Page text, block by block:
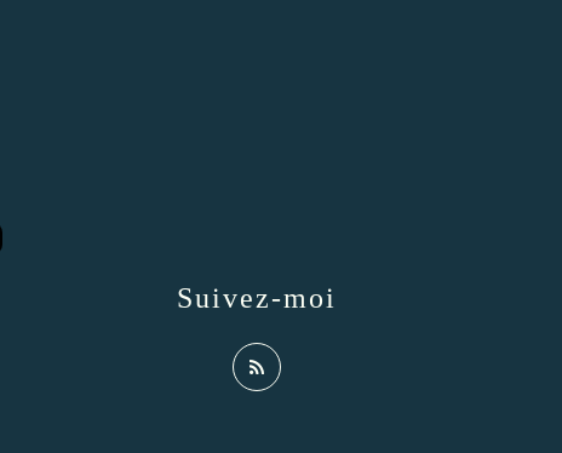
Suivez-moi